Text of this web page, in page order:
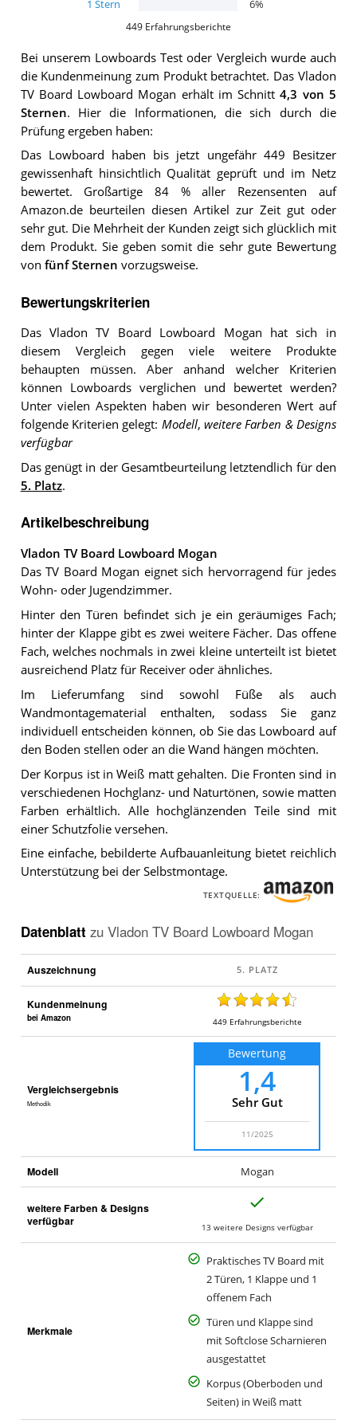
1 Stern 6%
449 Erfahrungsberichte
Bei unserem Lowboards Test oder Vergleich wurde auch
die Kundenmeinung zum Produkt betrachtet. Das Vladon
TV Board Lowboard Mogan erhält im Schnitt4,3 von 5
Sternen. Hier die Informationen, die sich durch die
Prüfung ergeben haben:
Das Lowboard haben bis jetzt ungefähr 449 Besitzer
gewissenhaft hinsichtlich Qualität geprüft und im Netz
bewertet. Großartige 84 % aller Rezensenten auf
Amazon.de beurteilen diesen Artikel zur Zeit gut oder
sehr gut. Die Mehrheit der Kunden zeigt sich glücklich mit
dem Produkt. Sie geben somit die sehr gute Bewertung
von fünf Sternen vorzugsweise.
Bewertungskriterien
Das Vladon TV Board Lowboard Mogan hat sich in
diesem Vergleich gegen viele weitere Produkte
behaupten müssen. Aber anhand welcher Kriterien
können Lowboards verglichen und bewertet werden?
Unter vielen Aspekten haben wir besonderen Wert auf
folgende Kriterien gelegt: Modell, weitere Farben & Designs
verfügbar
Das genügt in der Gesamtbeurteilung letztendlich für den
5. Platz.
Artikelbeschreibung
Vladon TV Board Lowboard Mogan
Das TV Board Mogan eignet sich hervorragend für jedes
Wohn- oder Jugendzimmer.
Hinter den Türen befindet sich je ein geräumiges Fach;
hinter der Klappe gibt es zwei weitere Fächer. Das offene
Fach, welches nochmals in zwei kleine unterteilt ist bietet
ausreichend Platz für Receiver oder ähnliches.
Im Lieferumfang sind sowohl Füße als auch
Wandmontagematerial enthalten, sodass Sie ganz
individuell entscheiden können, ob Sie das Lowboard auf
den Boden stellen oder an die Wand hängen möchten.
Der Korpus ist in Weiß matt gehalten. Die Fronten sind in
verschiedenen Hochglanz- und Naturtönen, sowie matten
Farben erhältlich. Alle hochglänzenden Teile sind mit
einer Schutzfolie versehen.
Eine einfache, bebilderte Aufbauanleitung bietet reichlich
Unterstützung bei der Selbstmontage.
TEXTQUELLE:
Datenblatt zu Vladon TV Board Lowboard Mogan
Auszeichnung
Kundenmeinung
bei Amazon 449 Erfahrungsberichte
Vergleichsergebnis
Methodik
Bewertung
1,4
Sehr Gut
11/2025
Modell Mogan
weitere Farben & Designs
verfügbar
13 weitere Designs verfügbar
Merkmale
Praktisches TV Board mit
2 Türen, 1 Klappe und 1
offenem Fach
Türen und Klappe sind
mit Softclose Scharnieren
ausgestattet
Korpus (Oberboden und
Seiten) in Weiß matt